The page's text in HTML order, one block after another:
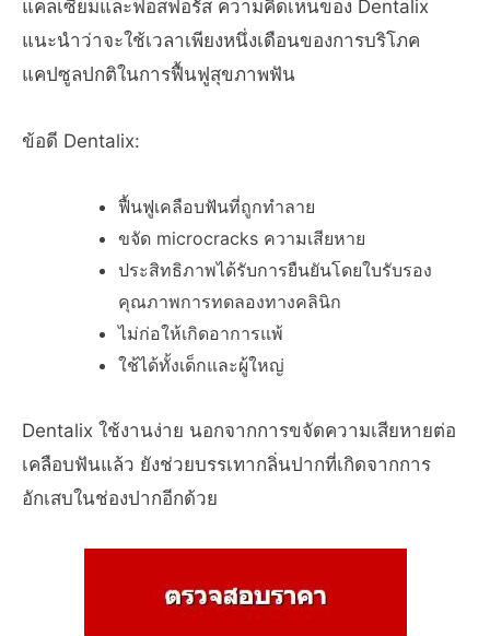
แคลเซียมและฟอสฟอรัส ความคิดเห็นของ Dentalix
แนะนำว่าจะใช้เวลาเพียงหนึ่งเดือนของการบริโภค
แคปซูลปกติในการฟื้นฟูสุขภาพฟัน
ข้อดี Dentalix:
ฟื้นฟูเคลือบฟันที่ถูกทำลาย
ขจัด microcracks ความเสียหาย
ประสิทธิภาพได้รับการยืนยันโดยใบรับรอง
คุณภาพการทดลองทางคลินิก
ไม่ก่อให้เกิดอาการแพ้
ใช้ได้ทั้งเด็กและผู้ใหญ่
Dentalix ใช้งานง่าย นอกจากการขจัดความเสียหายต่อ
เคลือบฟันแล้ว ยังช่วยบรรเทากลิ่นปากที่เกิดจากการ
อักเสบในช่องปากอีกด้วย